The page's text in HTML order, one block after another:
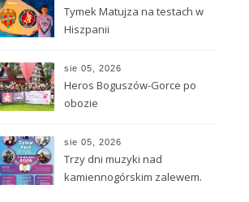
Tymek Matujza na testach w
Hiszpanii
sie 05, 2026
Heros Boguszów-Gorce po
obozie
sie 05, 2026
Trzy dni muzyki nad
kamiennogórskim zalewem.